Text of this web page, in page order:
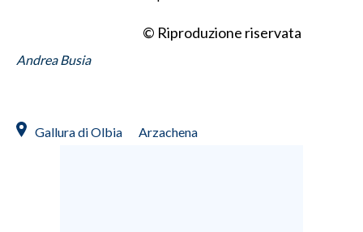
© Riproduzione riservata
Andrea Busia
Gallura di Olbia Arzachena